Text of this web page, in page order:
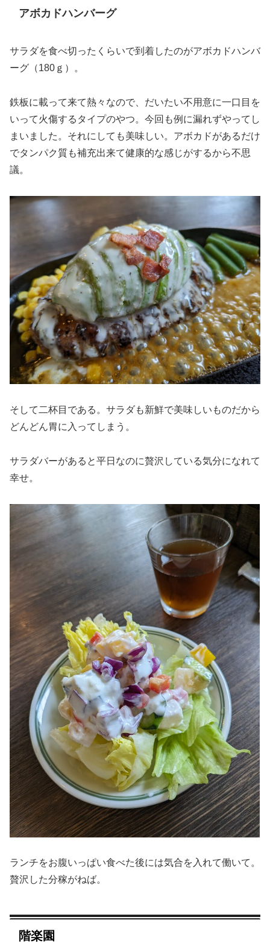
アボカドハンバーグ
サラダを食べ切ったくらいで到着したのがアボカドハンバ
ーグ（180ｇ）
。
鉄板に載って来て熱々なので、だいたい不用意に一口目を
いって火傷するタイプのやつ。今回も例に漏れずやってし
まいました。それにしても美味しい。アボカドがあるだけ
でタンパク質も補充出来て健康的な感じがするから不思
議。
そして二杯目である。サラダも新鮮で美味しいものだから
どんどん胃に入ってしまう。
サラダバーがあると平日なのに贅沢している気分になれて
幸せ。
ランチをお腹いっぱい食べた後には気合を入れて働いて。
贅沢した分稼がねば。
階楽園